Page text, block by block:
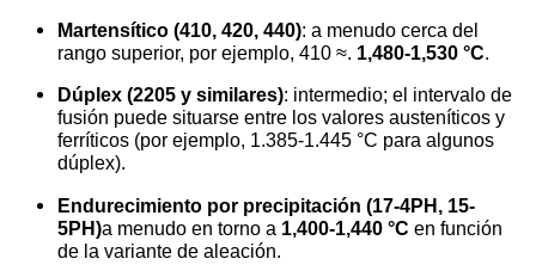
Martensítico (410, 420, 440): a menudo cerca del
rango superior, por ejemplo, 410 ≈. 1,480-1,530 °C.
Dúplex (2205 y similares): intermedio; el intervalo de
fusión puede situarse entre los valores austeníticos y
ferríticos (por ejemplo, 1.385-1.445 °C para algunos
dúplex).
Endurecimiento por precipitación (17-4PH, 15-
5PH)a menudo en torno a 1,400-1,440 °C en función
de la variante de aleación.